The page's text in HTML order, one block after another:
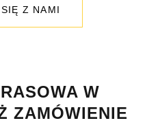
Z NAMI
W
ZAMÓWIENIE